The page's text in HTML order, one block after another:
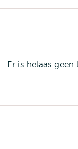
Er is helaas